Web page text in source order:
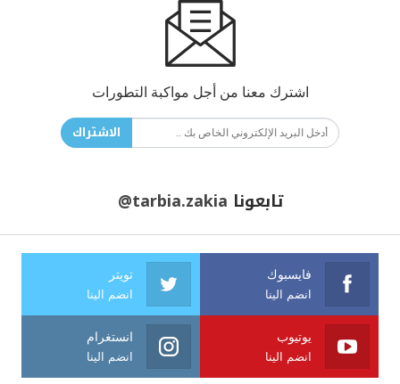
اشترك معنا من أجل مواكبة التطورات
الاشتراك
تابعونا @tarbia.zakia
فايسبوك
انضم الينا
تويتر
انضم الينا
يوتيوب
انضم الينا
انستغرام
انضم الينا